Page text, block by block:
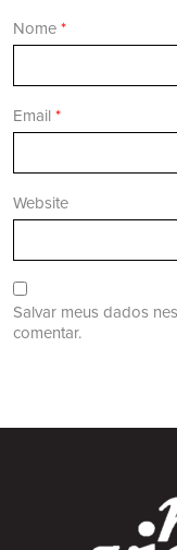
Nome *
Email *
Website
Salvar meus dados
comentar.